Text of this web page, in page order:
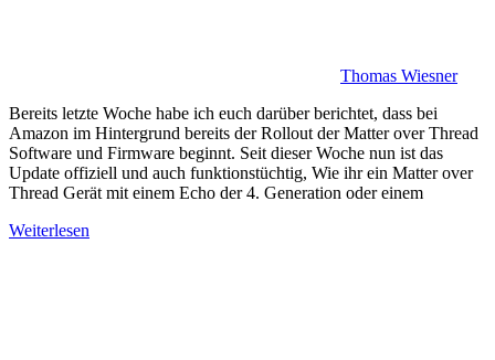
Thomas Wiesner
Bereits letzte Woche habe ich euch darüber berichtet, dass bei
Amazon im Hintergrund bereits der Rollout der Matter over Thread
Software und Firmware beginnt. Seit dieser Woche nun ist das
Update offiziell und auch funktionstüchtig, Wie ihr ein Matter over
Thread Gerät mit einem Echo der 4. Generation oder einem
Weiterlesen